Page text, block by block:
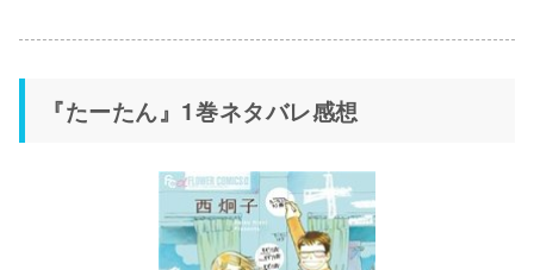
『たーたん』1巻ネタバレ感想